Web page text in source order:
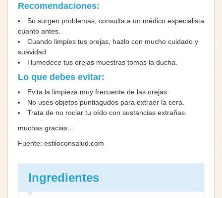
Recomendaciones:
Su surgen problemas, consulta a un médico especialista
cuanto antes.
Cuando limpies tus orejas, hazlo con mucho cuidado y
suavidad.
Humedece tus orejas muestras tomas la ducha.
Lo que debes evitar:
Evita la limpieza muy frecuente de las orejas.
No uses objetos puntiagudos para extraer la cera.
Trata de no rociar tu oído con sustancias extrañas.
muchas gracias…
Fuente: estiloconsalud.com
Ingredientes